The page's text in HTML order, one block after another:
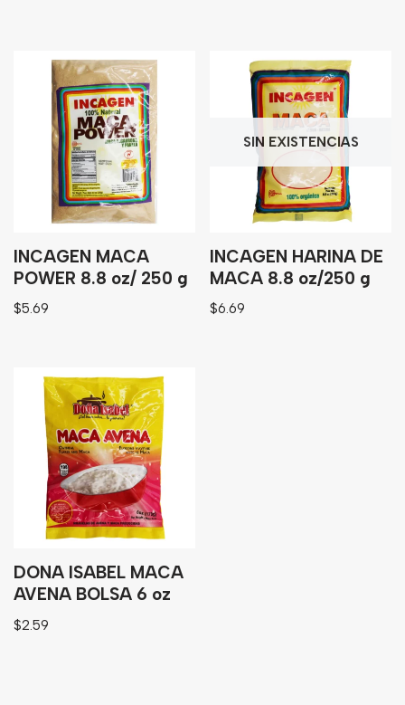
Condimentos
Galletas
Golosinas
Bebidas
INCAGEN MACA
POWER 8.8 oz/ 250 g
$5.69
SIN EXISTENCIAS
INCAGEN HARINA DE
MACA 8.8 oz/250 g
$6.69
DONA ISABEL MACA
AVENA BOLSA 6 oz
$2.59